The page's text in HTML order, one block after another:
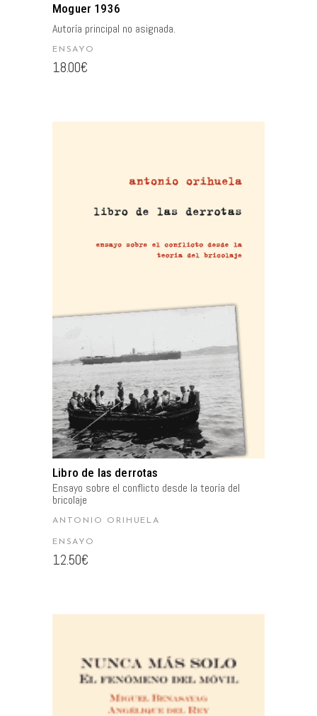
Moguer 1936
Autoría principal no asignada.
ENSAYO
18.00€
Libro de las derrotas
Ensayo sobre el conflicto desde la teoría del
bricolaje
ANTONIO ORIHUELA
ENSAYO
12.50€